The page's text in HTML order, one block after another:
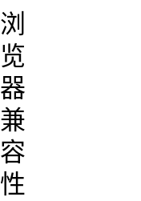
浏
览
器
兼
容
性